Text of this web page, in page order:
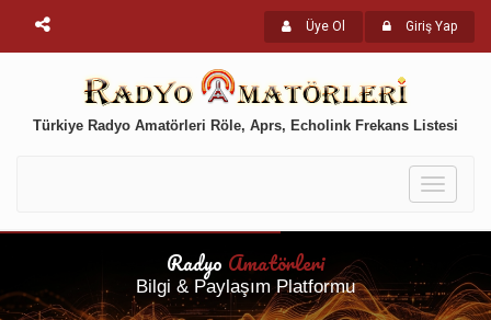
Üye Ol Giriş Yap
Türkiye Radyo Amatörleri Röle, Aprs, Echolink Frekans Listesi
Toggle
Radyo Amatörleri
Bilgi & Paylaşım Platformu